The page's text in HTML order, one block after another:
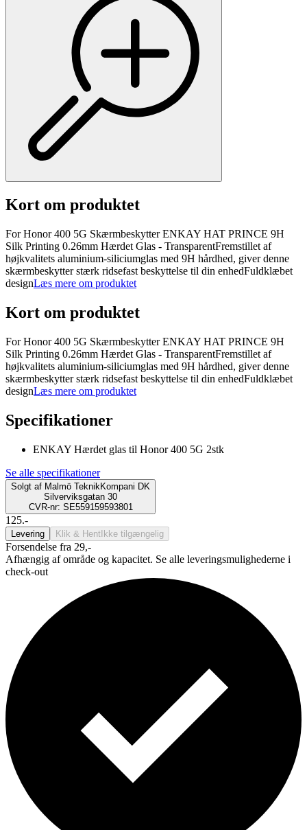
Kort om produktet
For Honor 400 5G Skærmbeskytter ENKAY HAT PRINCE 9H
Silk Printing 0.26mm Hærdet Glas - TransparentFremstillet af
højkvalitets aluminium-siliciumglas med 9H hårdhed, giver denne
skærmbeskytter stærk ridsefast beskyttelse til din enhedFuldklæbet
designLæs mere om produktet
Kort om produktet
For Honor 400 5G Skærmbeskytter ENKAY HAT PRINCE 9H
Silk Printing 0.26mm Hærdet Glas - TransparentFremstillet af
højkvalitets aluminium-siliciumglas med 9H hårdhed, giver denne
skærmbeskytter stærk ridsefast beskyttelse til din enhedFuldklæbet
designLæs mere om produktet
Specifikationer
ENKAY Hærdet glas til Honor 400 5G 2stk
Se alle specifikationer
Solgt af Malmö TeknikKompani DK
Silverviksgatan 30
CVR-nr: SE559159593801
125.-
Levering Klik & Hent Ikke tilgængelig
Forsendelse fra 29,-
Afhængig af område og kapacitet. Se alle leveringsmulighederne i
check-out